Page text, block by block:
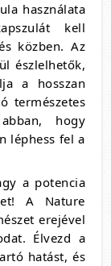
használata
kell
közben. Az
észlelhetők,
a hosszan
természetes
hogy
léphess fel a
a potencia
A Nature
erejével
Élvezd a
hatást, és